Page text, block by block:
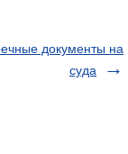
документы на
суда